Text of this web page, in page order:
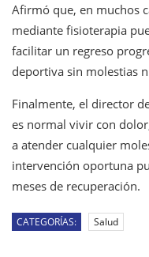
Afirmó que, en muchos
mediante fisioterapia
facilitar un regreso
deportiva sin molestias
Finalmente, el director
es normal vivir con
a atender cualquier
intervención oportuna
meses de recuperación.
CATEGORÍAS: Salud